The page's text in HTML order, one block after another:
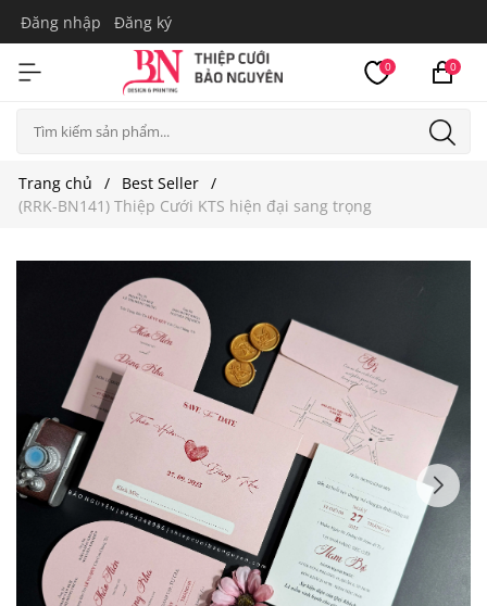
Đăng nhập Đăng ký
0 0
Trang chủ
Best Seller
(RRK-BN141) Thiệp Cưới KTS hiện đại sang trọng